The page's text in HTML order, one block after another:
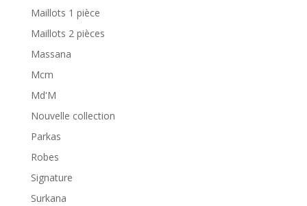
Maillots 1 pièce
Maillots 2 pièces
Massana
Mcm
Md'M
Nouvelle collection
Parkas
Robes
Signature
Surkana